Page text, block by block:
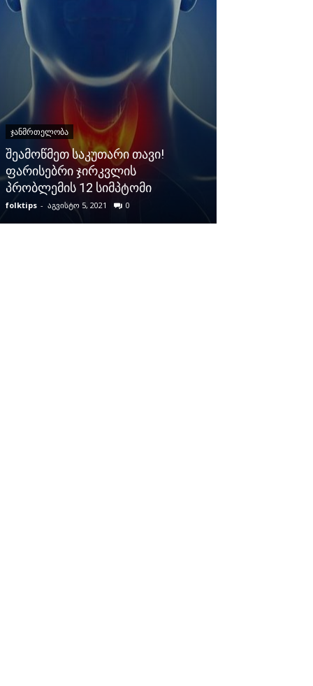
ᲯᲐᲜᲛᲠᲗᲔᲚᲝᲑᲐ
შეამოწმეთ საკუთარი თავი!
ფარისებრი ჯირკვლის
პრობლემის 12 სიმპტომი
folktips - აგვისტო 5, 2021 0